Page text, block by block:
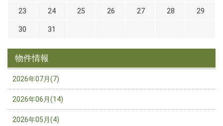
23 24 25 26 27 28 29
30 31
物件情報
2026年07月(7)
2026年06月(14)
2026年05月(4)